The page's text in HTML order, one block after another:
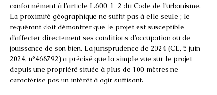
conformément à l’article L.600-1-2 du Code de l’urbanisme.
La proximité géographique ne suffit pas à elle seule ; le
requérant doit démontrer que le projet est susceptible
d’affecter directement ses conditions d’occupation ou de
jouissance de son bien. La jurisprudence de 2024 (CE, 5 juin
2024, n°468792) a précisé que la simple vue sur le projet
depuis une propriété située à plus de 100 mètres ne
caractérise pas un intérêt à agir suffisant.